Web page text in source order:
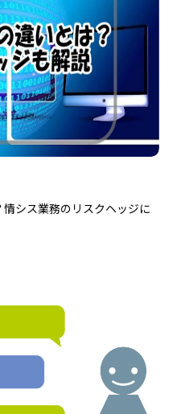
シス業務のリスクヘッジに